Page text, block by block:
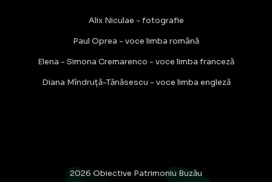
Alix Niculae - fotografie
Paul Oprea - voce limba română
Elena - Simona Cremarenco - voce limba franceză
Diana Mîndruță-Tănăsescu - voce limba engleză
2026 Obiective Patrimoniu Buzău